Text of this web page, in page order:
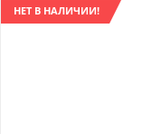
НЕТ В НАЛИЧИИ!